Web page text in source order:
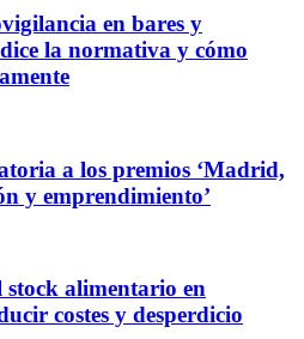
en bares y
la normativa y cómo
a los premios ‘Madrid,
y emprendimiento’
stock alimentario en
costes y desperdicio